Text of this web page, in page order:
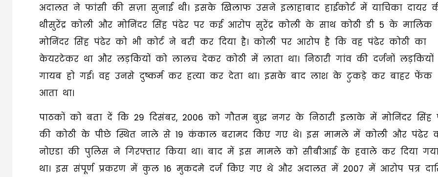
अदालत ने फांसी की सज़ा सुनाई थी। इसके खिलाफ उसने इलाहाबाद हाईकोर्ट में याचिका दायर
थीसुरेंद्र कोली और मोनिंदर सिंह पंढेर पर कई आरोप सुरेंद्र कोली के साथ कोठी डी 5 के मालिक
मोनिंदर सिंह पंढेर को भी कोर्ट ने बरी कर दिया है। कोली पर आरोप है कि वह पंढेर कोठी का
केयरटेकर था और लड़कियों को लालच देकर कोठी में लाता था। निठारी गांव की दर्जनों लड़कियों
गायब हो गई। वह उनसे दुष्कर्म कर हत्या कर देता था। इसके बाद लाश के टुकड़े कर बाहर फेंक
आता था।
पाठकों को बता दें कि 29 दिसंबर, 2006 को गौतम बुद्ध नगर के निठारी इलाके में मोनिंदर सिंह
की कोठी के पीछे स्थित नाले से 19 कंकाल बरामद किए गए थे। इस मामले में कोली और पंढेर
नोएडा की पुलिस ने गिरफ्तार किया था। बाद में इस मामले को सीबीआई के हवाले कर दिया
था। इस संपूर्ण प्रकरण में कुल 16 मुकदमे दर्ज किए गए थे और अदालत में 2007 में आरोप पत्र